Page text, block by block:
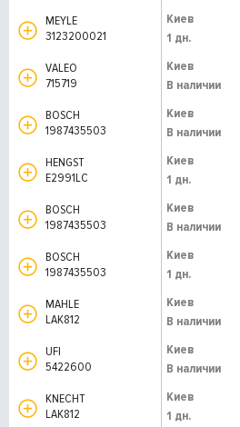
MEYLE
3123200021
Киев
1 дн.
VALEO
715719
Киев
В наличии
BOSCH
1987435503
Киев
В наличии
HENGST
E2991LC
Киев
1 дн.
BOSCH
1987435503
Киев
В наличии
BOSCH
1987435503
Киев
1 дн.
MAHLE
LAK812
Киев
В наличии
UFI
5422600
Киев
В наличии
KNECHT
LAK812
Киев
1 дн.